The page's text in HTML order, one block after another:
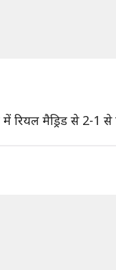
रियल मैड्रिड से 2-1